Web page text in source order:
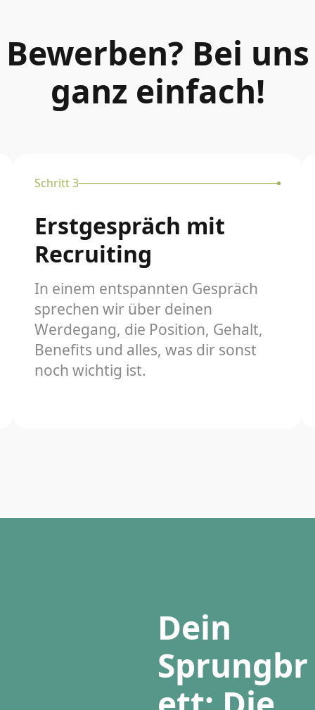
Bewerben? Bei uns
ganz einfach!
Schritt 3
Erstgespräch mit
Recruiting
In einem entspannten Gespräch
sprechen wir über deinen
Werdegang, die Position, Gehalt,
Benefits und alles, was dir sonst
noch wichtig ist.
Dein
Sprungbr